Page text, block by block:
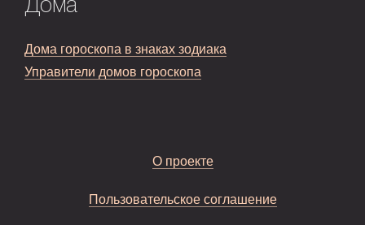
Дома
Дома гороскопа в знаках зодиака
Управители домов гороскопа
О проекте
Пользовательское соглашение